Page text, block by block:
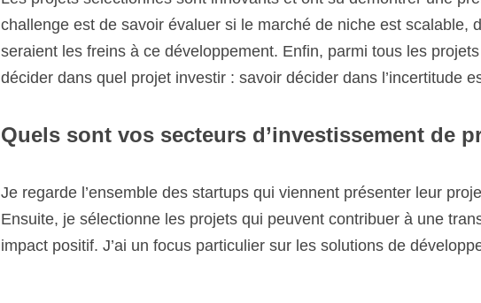
projet investir : savoir décider dans l’incertitude est essentiel !
Quels sont vos secteurs d’investissement de
Je regarde l’ensemble des startups qui viennent présenter leur projet
un focus particulier sur les solutions de développement soutenable.